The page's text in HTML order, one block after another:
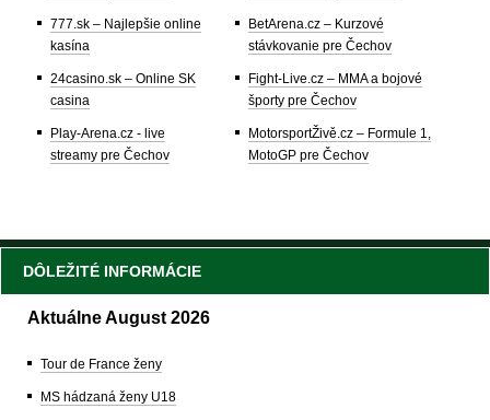
777.sk – Najlepšie online
kasína
24casino.sk – Online SK
casina
Play-Arena.cz - live
streamy pre Čechov
BetArena.cz – Kurzové
stávkovanie pre Čechov
Fight-Live.cz – MMA a bojové
športy pre Čechov
MotorsportŽivě.cz – Formule 1,
MotoGP pre Čechov
DÔLEŽITÉ INFORMÁCIE
Aktuálne August 2026
Tour de France ženy
MS hádzaná ženy U18